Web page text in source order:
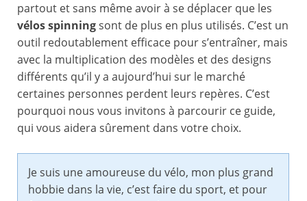
partout et sans même avoir à se déplacer que les
vélos spinningsont de plus en plus utilisés. C’est un
outil redoutablement efficace pour s’entraîner, mais
avec la multiplication des modèles et des designs
différents qu’il y a aujourd’hui sur le marché
certaines personnes perdent leurs repères. C’est
pourquoi nous vous invitons à parcourir ce guide,
qui vous aidera sûrement dans votre choix.
Je suis une amoureuse du vélo, mon plus grand
hobbie dans la vie, c’est faire du sport, et pour